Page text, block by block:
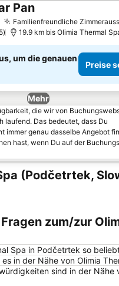
Familienfreundliche
PanPreise sehen
19.9 km bis Olimia Thermal
um die genauen
Preise
Mehr
die wir von
laufend. Das bedeutet, dass Du
immer genau dasselbe Angebot
hast, wenn Du auf der
(Podčetrtek,
zum/zur
Spa in Podčetrtek so
in der Nähe von Olimia
sind in der Nähe